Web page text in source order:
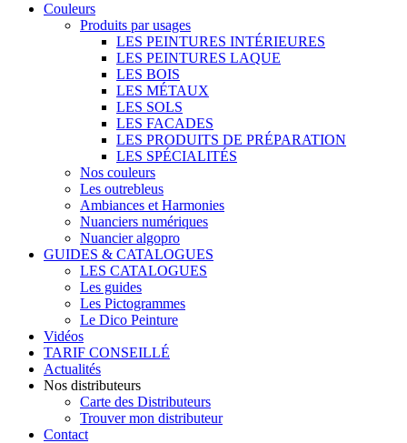
Couleurs
Produits par usages
LES PEINTURES INTÉRIEURES
LES PEINTURES LAQUE
LES BOIS
LES MÉTAUX
LES SOLS
LES FACADES
LES PRODUITS DE PRÉPARATION
LES SPÉCIALITÉS
Nos couleurs
Les outrebleus
Ambiances et Harmonies
Nuanciers numériques
Nuancier algopro
GUIDES & CATALOGUES
LES CATALOGUES
Les guides
Les Pictogrammes
Le Dico Peinture
Vidéos
TARIF CONSEILLÉ
Actualités
Nos distributeurs
Carte des Distributeurs
Trouver mon distributeur
Contact